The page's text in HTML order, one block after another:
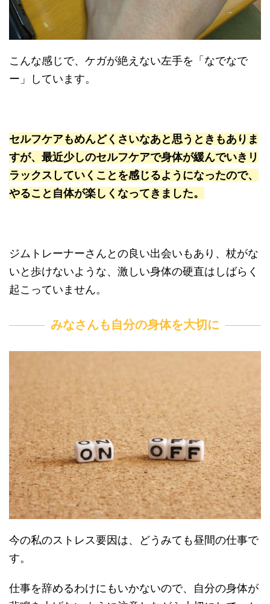
こんな感じで、ケガが絶えない左手を「なでなで
ー」しています。
セルフケアもめんどくさいなあと思うときもありま
すが、最近少しのセルフケアで身体が緩んでいきリ
ラックスしていくことを感じるようになったので、
やること自体が楽しくなってきました。
ジムトレーナーさんとの良い出会いもあり、杖がな
いと歩けないような、激しい身体の硬直はしばらく
起こっていません。
みなさんも自分の身体を大切に
今の私のストレス要因は、どうみても昼間の仕事で
す。
仕事を辞めるわけにもいかないので、自分の身体が